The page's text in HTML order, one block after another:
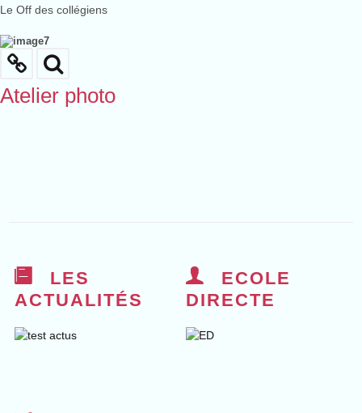
Le Off des collégiens
Atelier photo
LES
ACTUALITÉS
ECOLE
DIRECTE